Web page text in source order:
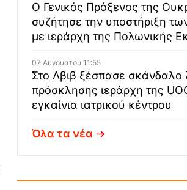
Ο Γενικός Πρόξενος της
συζήτησε την υποστήριξη
με ιεράρχη της Πολωνικής
07 Αυγούστου 11:55
Στο Λβιβ ξέσπασε σκάνδαλο
πρόσκλησης ιεράρχη της
εγκαίνια ιατρικού κέντρου
Όλα τα νέα